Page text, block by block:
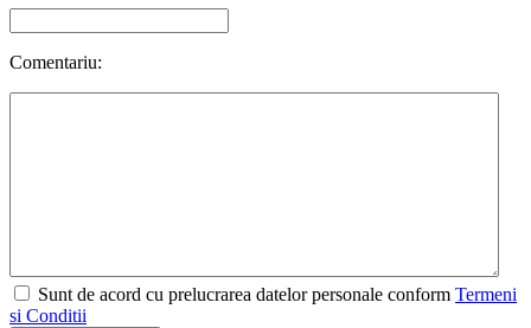
Comentariu:
Sunt de acord cu prelucrarea datelor personale conform Termeni
si Conditii